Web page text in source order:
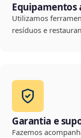
Utilizamos
resíduos e
Garantia e
Fazemos